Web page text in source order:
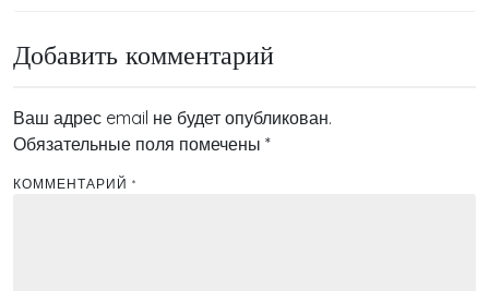
Добавить комментарий
Ваш адрес email не будет опубликован.
Обязательные поля помечены *
КОММЕНТАРИЙ *